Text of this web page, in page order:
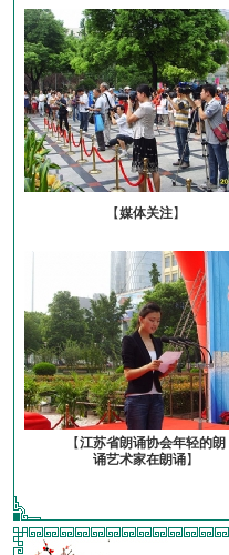
【媒体关注】
【江苏省朗诵协会年轻的朗
诵艺术家在朗诵】